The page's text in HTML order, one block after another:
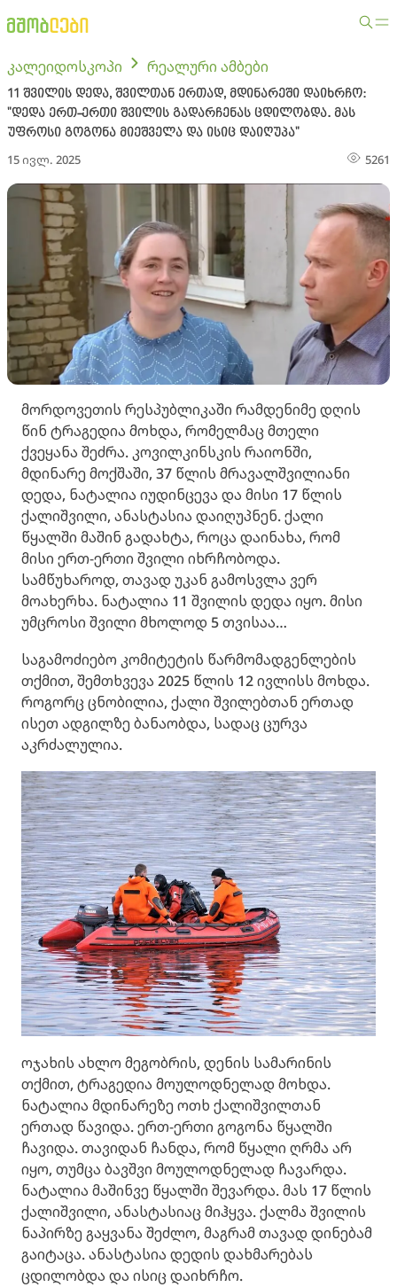
კალეიდოსკოპი რეალური ამბები
11 შვილის დედა, შვილთან ერთად, მდინარეში დაიხრჩო:
"დედა ერთ-ერთი შვილის გადარჩენას ცდილობდა. მას
უფროსი გოგონა მიეშველა და ისიც დაიღუპა"
15 ივლ. 2025 5261
მორდოვეთის რესპუბლიკაში რამდენიმე დღის
წინ ტრაგედია მოხდა, რომელმაც მთელი
ქვეყანა შეძრა. კოვილკინსკის რაიონში,
მდინარე მოქშაში, 37 წლის მრავალშვილიანი
დედა, ნატალია იუდინცევა და მისი 17 წლის
ქალიშვილი, ანასტასია დაიღუპნენ. ქალი
წყალში მაშინ გადახტა, როცა დაინახა, რომ
მისი ერთ-ერთი შვილი იხრჩობოდა.
სამწუხაროდ, თავად უკან გამოსვლა ვერ
მოახერხა. ნატალია 11 შვილის დედა იყო. მისი
უმცროსი შვილი მხოლოდ 5 თვისაა…
საგამოძიებო კომიტეტის წარმომადგენლების
თქმით, შემთხვევა 2025 წლის 12 ივლისს მოხდა.
როგორც ცნობილია, ქალი შვილებთან ერთად
ისეთ ადგილზე ბანაობდა, სადაც ცურვა
აკრძალულია.
ოჯახის ახლო მეგობრის, დენის სამარინის
თქმით, ტრაგედია მოულოდნელად მოხდა.
ნატალია მდინარეზე ოთხ ქალიშვილთან
ერთად წავიდა. ერთ-ერთი გოგონა წყალში
ჩავიდა. თავიდან ჩანდა, რომ წყალი ღრმა არ
იყო, თუმცა ბავშვი მოულოდნელად ჩავარდა.
ნატალია მაშინვე წყალში შევარდა. მას 17 წლის
ქალიშვილი, ანასტასიაც მიჰყვა. ქალმა შვილის
ნაპირზე გაყვანა შეძლო, მაგრამ თავად დინებამ
გაიტაცა. ანასტასია დედის დახმარებას
ცდილობდა და ისიც დაიხრჩო.